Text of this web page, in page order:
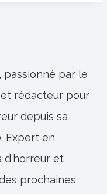
passionné par le
rédacteur pour
depuis sa
Expert en
d'horreur et
prochaines